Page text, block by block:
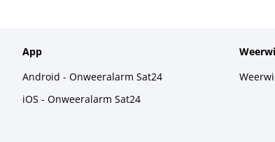
App
Android - Onweeralarm Sat24
iOS - Onweeralarm Sat24